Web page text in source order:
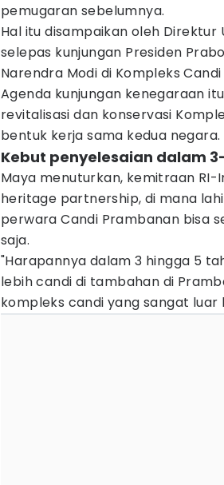
pemugaran sebelumnya.
Hal itu disampaikan oleh
selepas kunjungan Presiden
Narendra Modi di Kompleks
Agenda kunjungan kenegaraan
revitalisasi dan konservasi
bentuk kerja sama kedua negara.
Kebut penyelesaian dalam
Maya menuturkan, kemitraan
heritage partnership, di mana
perwara Candi Prambanan bisa
saja.
"Harapannya dalam 3 hingga 5
lebih candi di tambahan di
kompleks candi yang sangat luar